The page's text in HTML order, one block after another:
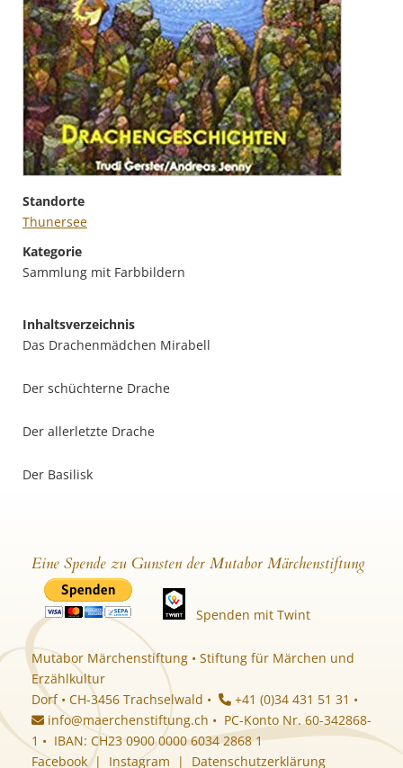
Standorte
Thunersee
Kategorie
Sammlung mit Farbbildern
Inhaltsverzeichnis
Das Drachenmädchen Mirabell
Der schüchterne Drache
Der allerletzte Drache
Der Basilisk
Eine Spende zu Gunsten der Mutabor Märchenstiftung
Spenden mit Twint
Mutabor Märchenstiftung • Stiftung für Märchen und
Erzählkultur
Dorf • CH-3456 Trachselwald •
+41 (0)34 431 51 31 •
info@maerchenstiftung.ch • PC-Konto Nr. 60-342868-
1 • IBAN: CH23 0900 0000 6034 2868 1
Facebook| Instagram | Datenschutzerklärung